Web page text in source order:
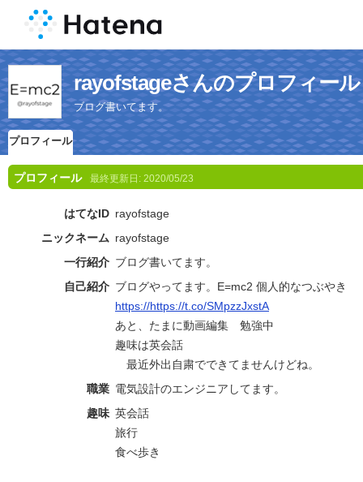
rayofstageさんのプロフィール
ブログ書いてます。
プロフィール
プロフィール 最終更新日: 2020/05/23
はてなID rayofstage
ニックネーム rayofstage
一行紹介 ブログ書いてます。
自己紹介 ブログやってます。E=mc2 個人的なつぶやき
https://https://t.co/SMpzzJxstA
あと、たまに動画編集 勉強中
趣味は英会話
最近外出自粛でできてませんけどね。
職業 電気設計のエンジニアしてます。
趣味 英会話
旅行
食べ歩き